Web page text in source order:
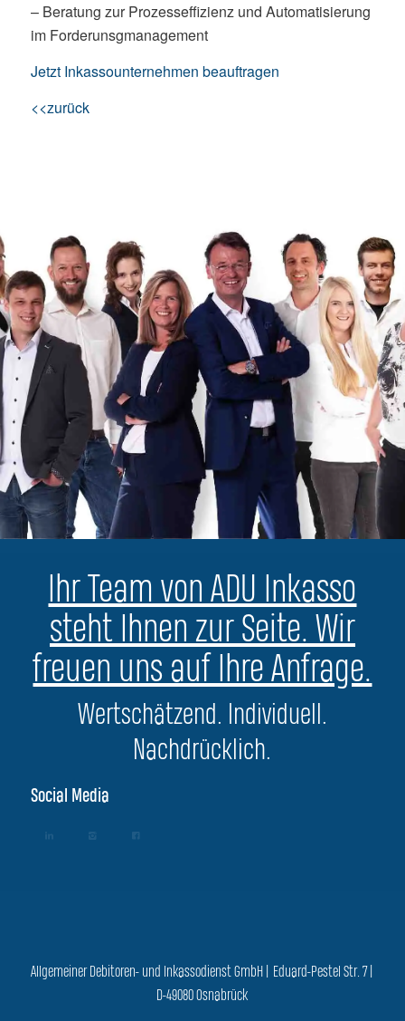
– Beratung zur Prozesseffizienz und Automatisierung
im Forderunsgmanagement
Jetzt Inkassounternehmen beauftragen
<<zurück
Ihr Team von ADU Inkasso
steht Ihnen zur Seite. Wir
freuen uns auf Ihre Anfrage.
Wertschätzend. Individuell.
Nachdrücklich.
Social Media
Allgemeiner Debitoren- und Inkassodienst GmbH | Eduard-Pestel Str. 7 |
D-49080 Osnabrück